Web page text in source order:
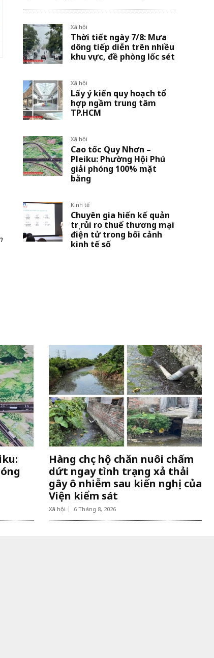
Xã hội
Thời tiết ngày 7/8: Mưa
dông tiếp diễn trên nhiều
khu vực, đề phòng lốc sét
Xã hội
Lấy ý kiến quy hoạch tổ
hợp ngầm trung tâm
TP.HCM
Xã hội
Cao tốc Quy Nhơn –
Pleiku: Phường Hội Phú
giải phóng 100% mặt
bằng
Kinh tế
Chuyên gia hiến kế quản
trị rủi ro thuế thương mại
điện tử trong bối cảnh
kinh tế số
Hàng chục hộ chăn nuôi chấm
dứt ngay tình trạng xả thải
gây ô nhiễm sau kiến nghị của
Viện kiểm sát
Xã hội 6 Tháng 8, 2026